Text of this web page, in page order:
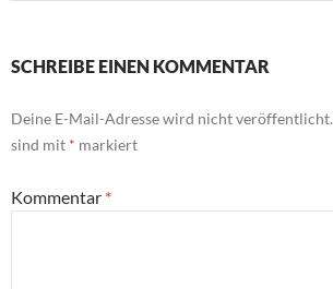
SCHREIBE EINEN KOMMENTAR
Deine E-Mail-Adresse wird nicht veröffentlicht.
sind mit * markiert
Kommentar *